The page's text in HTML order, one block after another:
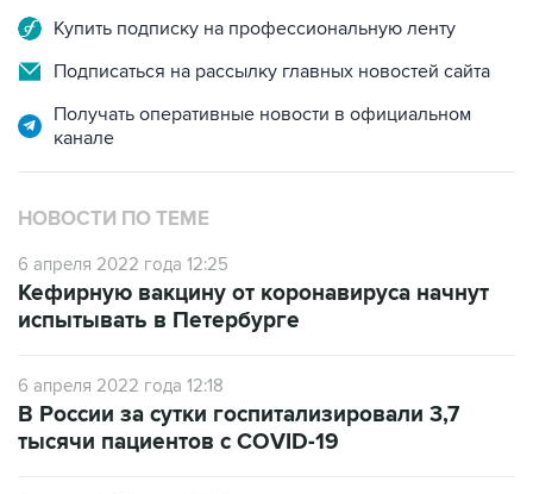
Подписаться на рассылку главных новостей сайта
Получать оперативные новости в официальном
НОВОСТИ ПО ТЕМЕ
6 апреля 2022 года 12:25
испытывать в Петербурге
тысячи пациентов с COVID-19
5 апреля 2022 года 12:23